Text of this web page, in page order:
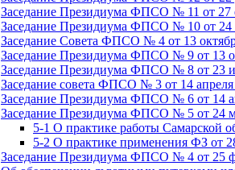
Заседание Президиума ФПСО № 11 от 27
Заседание Президиума ФПСО № 10 от 24
Заседание Совета ФПСО № 4 от 13
Заседание Президиума ФПСО № 9 от 13
Заседание Президиума ФПСО № 8 от 23
Заседание совета ФПСО № 3 от 14 апреля
Заседание Президиума ФПСО № 6 от 14
Заседание Президиума ФПСО № 5 от 24
5-1 О практике работы Самарской
5-2 О практике применения ФЗ от
Заседание Президиума ФПСО № 4 от 25